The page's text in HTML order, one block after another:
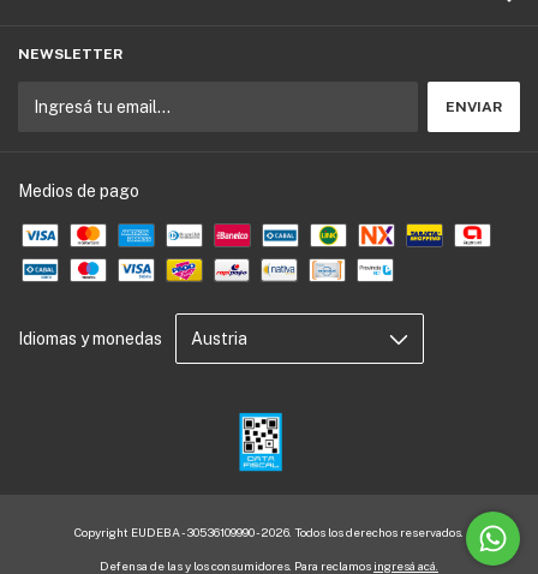
NEWSLETTER
Medios de pago
Idiomas y monedas
Copyright EUDEBA - 30536109990 - 2026. Todos los derechos reservados.
Defensa de las y los consumidores. Para reclamos ingresá acá.